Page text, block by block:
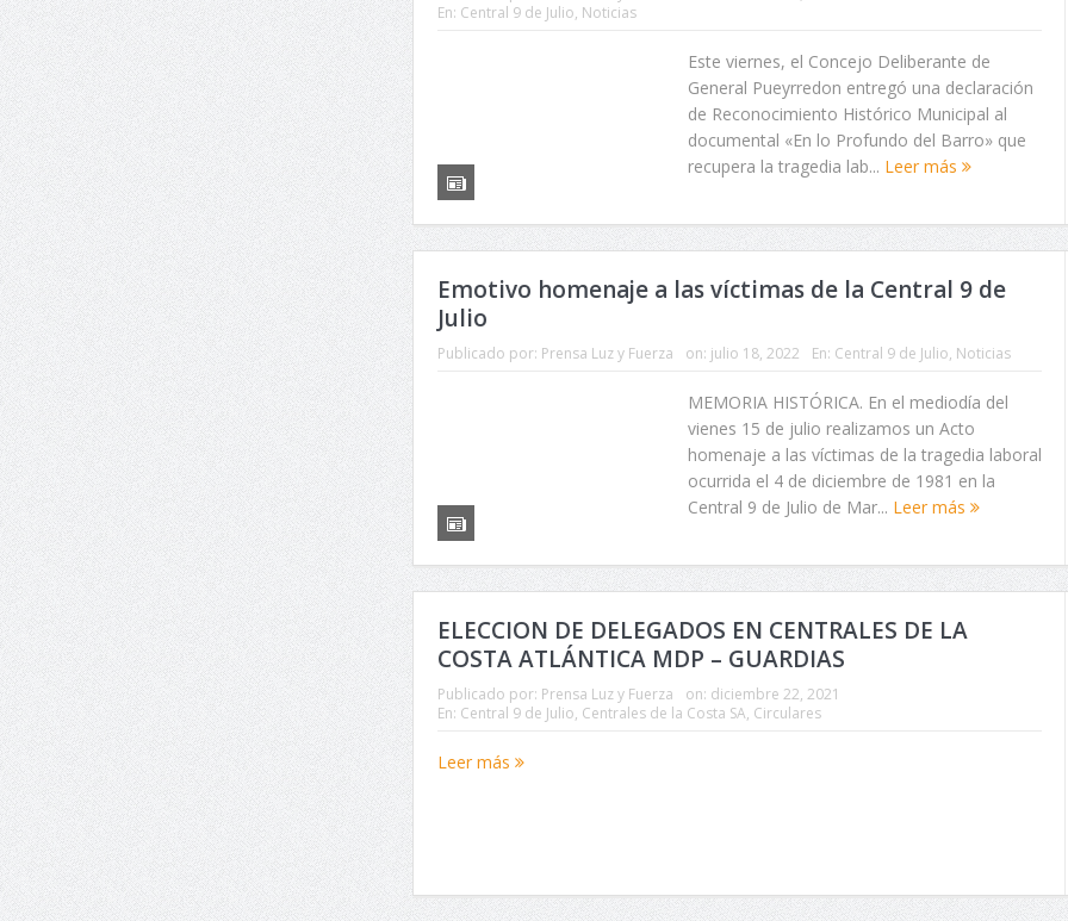
En: Central 9 de Julio, Noticias
Este viernes, el Concejo Deliberante de
General Pueyrredon entregó una declaración
de Reconocimiento Histórico Municipal al
documental «En lo Profundo del Barro» que
recupera la tragedia lab... Leer más
Emotivo homenaje a las víctimas de la Central 9 de
Julio
Publicado por: Prensa Luz y Fuerza on: julio 18, 2022 En: Central 9 de Julio, Noticias
MEMORIA HISTÓRICA. En el mediodía del
vienes 15 de julio realizamos un Acto
homenaje a las víctimas de la tragedia laboral
ocurrida el 4 de diciembre de 1981 en la
Central 9 de Julio de Mar... Leer más
ELECCION DE DELEGADOS EN CENTRALES DE LA
COSTA ATLÁNTICA MDP – GUARDIAS
Publicado por: Prensa Luz y Fuerza on: diciembre 22, 2021
En: Central 9 de Julio, Centrales de la Costa SA, Circulares
Leer más
EDEA hasta el año 2092
EDEA
Ley ni con el
concesión.